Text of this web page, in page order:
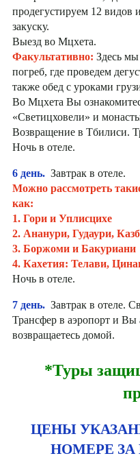
продегустируем 12 видов
закуску.
Выезд во Мцхета.
Факультативно: Здесь
погреб, где проведем
также обед с уроками
Во Мцхета Вы
«Светицховели» и
Возвращение в Тбилиси.
Ночь в отеле.
6 день. Завтрак в отеле.
Можно рассмотреть
как:
1. Гори и Уплисцихе
2. Ананури, Гудаури,
3. Боржоми и Бакуриани
4. Кахетия: Телави,
Ночь в отеле.
7 день. Завтрак в отеле.
Трансфер в аэропорт и Вы
возвращаетесь домой.
*Туры
ЦЕНЫ
НОМЕРЕ ЗА